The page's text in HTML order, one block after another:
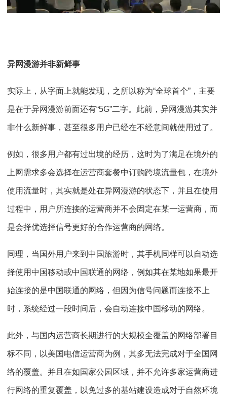
异网漫游并非新鲜事
实际上，从字面上就能发现，之所以称为“全球首个”，主要
是在于异网漫游前面还有“5G”二字。此前，异网漫游其实并
非什么新鲜事，甚至很多用户已经在不经意间就使用过了。
例如，很多用户都有过出境的经历，这时为了满足在境外的
上网需求多会选择在运营商套餐中订购跨境流量包，在境外
使用流量时，其实就是处在异网漫游的状态下，并且在使用
过程中，用户所连接的运营商并不会固定在某一运营商，而
是会择优选择信号更好的合作运营商的网络。
同理，当国外用户来到中国旅游时，其手机同样可以自动选
择使用中国移动或中国联通的网络，例如其在某地如果最开
始连接的是中国联通的网络，但因为信号问题而连接不上
时，系统经过一段时间后，会自动连接中国移动的网络。
此外，与国内运营商长期进行的大规模全覆盖的网络部署目
标不同，以美国电信运营商为例，其多无法完成对于全国网
络的覆盖。并且在如国家公园区域，并不允许多家运营商进
行网络的重复覆盖，以免过多的基站建设造成对于自然环境